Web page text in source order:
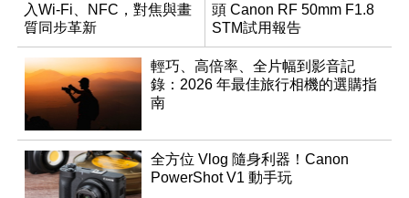
入Wi-Fi、NFC，對焦與畫
質同步革新
頭 Canon RF 50mm F1.8
STM試用報告
輕巧、高倍率、全片幅到影音記
錄：2026 年最佳旅行相機的選購指
南
全方位 Vlog 隨身利器！Canon
PowerShot V1 動手玩